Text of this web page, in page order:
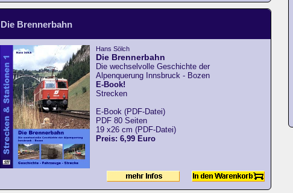
Brennerbahn
Hans Sölch
Die Brennerbahn
Die wechselvolle Geschichte der
Alpenquerung Innsbruck - Bozen
E-Book!
Strecken
E-Book (PDF-Datei)
PDF 80 Seiten
19 x26 cm (PDF-Datei)
Preis: 6,99 Euro